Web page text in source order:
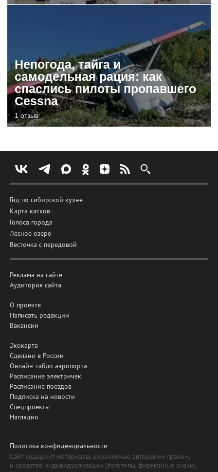
Непогода, тайга и
самодельная рация: как
спаслись пилоты пропавшего
Cessna
1 отзыв
Гид по сибирской кухне
Карта катков
Голоса города
Лесное озеро
Весточка с передовой
Реклама на сайте
Аудитория сайта
О проекте
Написать редакции
Вакансии
Экокарта
Сделано в России
Онлайн-табло аэропорта
Расписание электричек
Расписание поездов
Подписка на новости
Спецпроекты
Наглядно
Политика конфиденциальности
Сайт содержит материалы, охраняемые авторским правом,
и средства индивидуализации (логотипы, фирменные знаки).